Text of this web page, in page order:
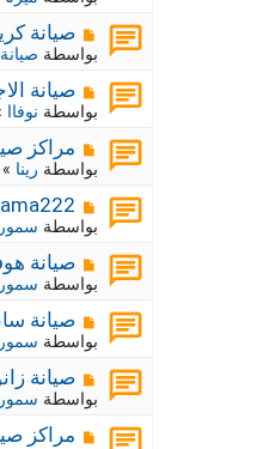
د
ة
ة
ج
د
د
ة
ر
ك
ة
ج
د
ة
م
ش
ر
ك
ة
ج
د
د
ة
صيانة كريازي
بواسطة
م
ش
ك
ة
ج
د
د
ة
صيانة
بواسطة نوفاا
م
ش
ر
ك
ة
ج
د
د
ة
مراكز
بواسطة رينا »
م
ش
ر
ك
ة
ج
د
د
ة
بواسطة
م
ش
ر
ك
ة
ج
د
صيانة
بواسطة
م
ش
ر
ك
ة
ج
صيانة
بواسطة
م
ش
صيانة
بواسطة
ممراكز